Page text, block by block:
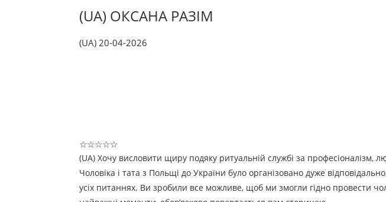
(UA) ОКСАНА РАЗІМ
(UA) 20-04-2026
☆☆☆☆☆
(UA) Хочу висловити щиру подяку ритуальній службі за
Чоловіка і тата з Польщі до України було організовано дуже
усіх питаннях. Ви зробили все можливе, щоб ми змогли гідно провести